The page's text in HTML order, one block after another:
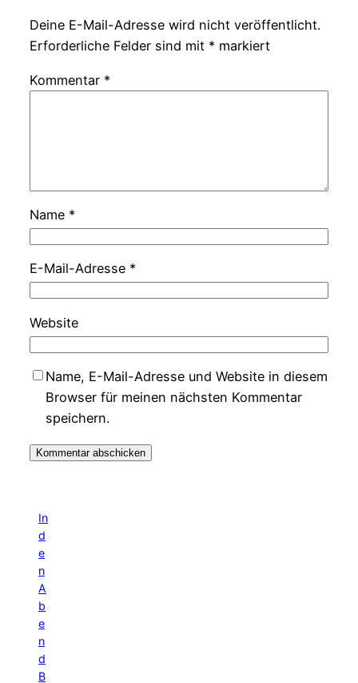
Deine E-Mail-Adresse wird nicht veröffentlicht.
Erforderliche Felder sind mit * markiert
Kommentar *
Name *
E-Mail-Adresse *
Website
Name, E-Mail-Adresse und Website in diesem
Browser für meinen nächsten Kommentar
speichern.
In
d
e
n
A
b
e
n
d
B